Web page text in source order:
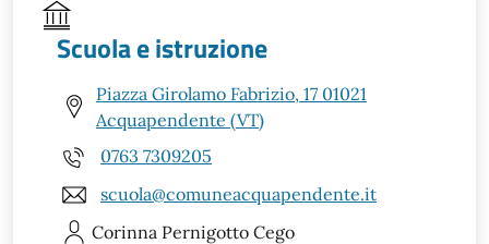
Scuola e istruzione
Piazza Girolamo Fabrizio, 17 01021
Acquapendente (VT)
0763 7309205
scuola@comuneacquapendente.it
Corinna Pernigotto Cego